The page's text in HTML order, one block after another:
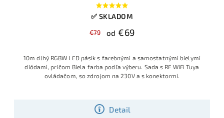
✅ SKLADOM
€79 od €69
Detail
10m dlhý RGBW LED pásik s farebnými a samostatnými bielymi
diódami, pričom Biela farba podľa výberu. Sada s RF WiFi Tuya
ovládačom, so zdrojom na 230V a s konektormi.